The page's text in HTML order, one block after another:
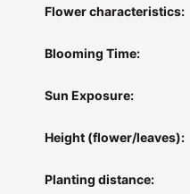
Flower characteristics:
Blooming Time:
Sun Exposure:
Height (flower/leaves):
Planting distance: